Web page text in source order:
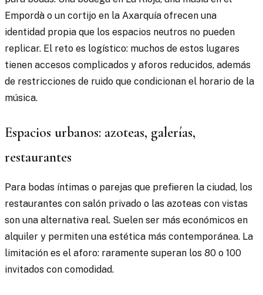
Empordà o un cortijo en la Axarquía ofrecen una
identidad propia que los espacios neutros no pueden
replicar. El reto es logístico: muchos de estos lugares
tienen accesos complicados y aforos reducidos, además
de restricciones de ruido que condicionan el horario de la
música.
Espacios urbanos: azoteas, galerías,
restaurantes
Para bodas íntimas o parejas que prefieren la ciudad, los
restaurantes con salón privado o las azoteas con vistas
son una alternativa real. Suelen ser más económicos en
alquiler y permiten una estética más contemporánea. La
limitación es el aforo: raramente superan los 80 o 100
invitados con comodidad.